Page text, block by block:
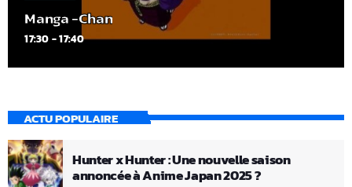
Manga -Chan
17:30 - 17:40
ACTU POPULAIRE
Hunter x Hunter : Une nouvelle saison
annoncée à Anime Japan 2025 ?